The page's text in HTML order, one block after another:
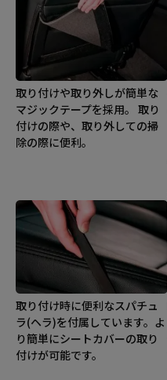
取り付けや取り外しが簡単な
マジックテープを採用。 取り
付けの際や、取り外しての掃
除の際に便利。
取り付け時に便利なスパチュ
ラ(ヘラ)を付属しています。よ
り簡単にシートカバーの取り
付けが可能です。